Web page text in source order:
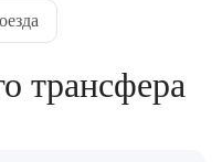
трансфера